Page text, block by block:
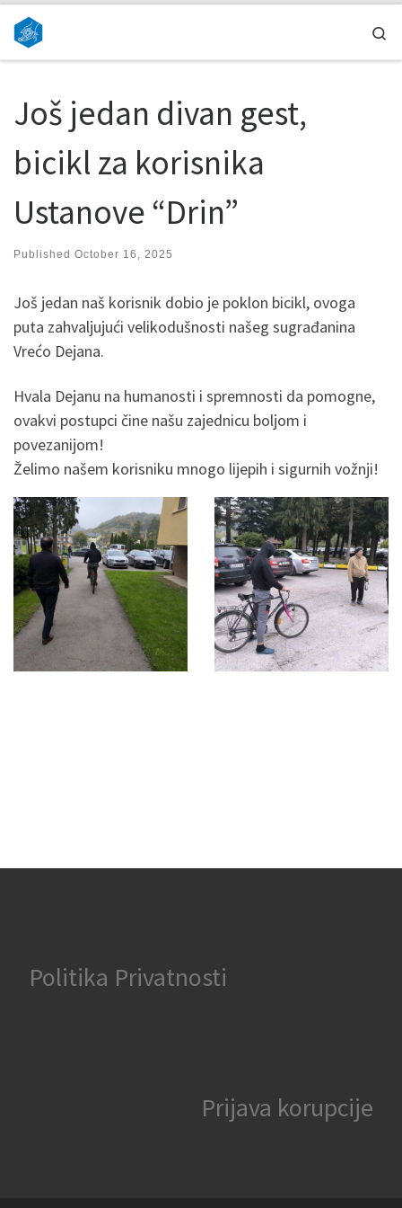
Skip to content
Još jedan divan gest,
bicikl za korisnika
Ustanove “Drin”
Published October 16, 2025
Još jedan naš korisnik dobio je poklon bicikl, ovoga
puta zahvaljujući velikodušnosti našeg sugrađanina
Vrećo Dejana.
Hvala Dejanu na humanosti i spremnosti da pomogne,
ovakvi postupci čine našu zajednicu boljom i
povezanijom!
Želimo našem korisniku mnogo lijepih i sigurnih vožnji!
Politika Privatnosti
Prijava korupcije